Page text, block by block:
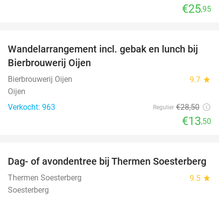
€25,95
53%
Wandelarrangement incl. gebak en lunch bij
Bierbrouwerij Oijen
Bierbrouwerij Oijen 9.7 star
Oijen
Verkocht: 963
Regulier €28,50
€13,50
29%
Dag- of avondentree bij Thermen Soesterberg
Thermen Soesterberg 9.5 star
Soesterberg